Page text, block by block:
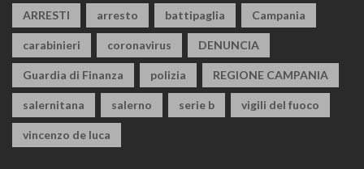
ARRESTI arresto battipaglia Campania
carabinieri coronavirus DENUNCIA
Guardia di Finanza polizia REGIONE CAMPANIA
salernitana salerno serie b vigili del fuoco
vincenzo de luca